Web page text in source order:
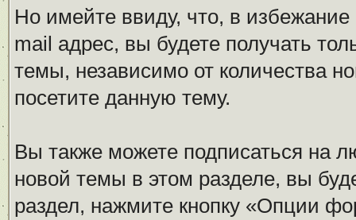
Но имейте ввиду, что, в
mail адрес, вы будете получать
темы, независимо от количества
посетите данную тему.
Вы также можете подписаться на
новой темы в этом разделе, вы
раздел, нажмите кнопку «Опции